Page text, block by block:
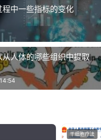
程中一些指标的变化
从人体的哪些组织中提取
干细胞疗法